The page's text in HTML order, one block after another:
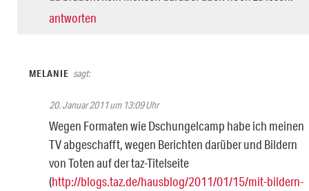
antworten
MELANIE sagt:
20. Januar 2011 um 13:09 Uhr
Wegen Formaten wie Dschungelcamp habe ich meinen
TV abgeschafft, wegen Berichten darüber und Bildern
von Toten auf der taz-Titelseite
(http://blogs.taz.de/hausblog/2011/01/15/mit-bildern-